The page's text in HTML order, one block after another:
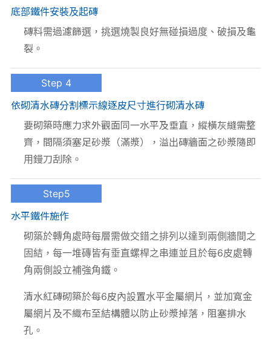
底部鐵件安裝及起磚
磚料需過濾篩選，挑選燒製良好無碰損過度、破損及龜
裂。
Step 4
依砌清水磚分割標示線逐皮尺寸進行砌清水磚
要砌築時應力求外觀面同一水平及垂直，縱橫灰縫需整
齊，間隔須塞足砂漿（滿漿），溢出磚牆面之砂漿隨即
用鏝刀刮除。
Step5
水平鐵件施作
砌築於轉角處時每層需做交錯之排列以達到兩側牆間之
固結，每一堆磚皆有垂直螺桿之串連並且於每6皮處轉
角兩側設立補強角鐵。
清水紅磚砌築於每6皮內設置水平金屬網片，並加寬金
屬網片及不織布至結構體以防止砂漿掉落，阻塞排水
孔。